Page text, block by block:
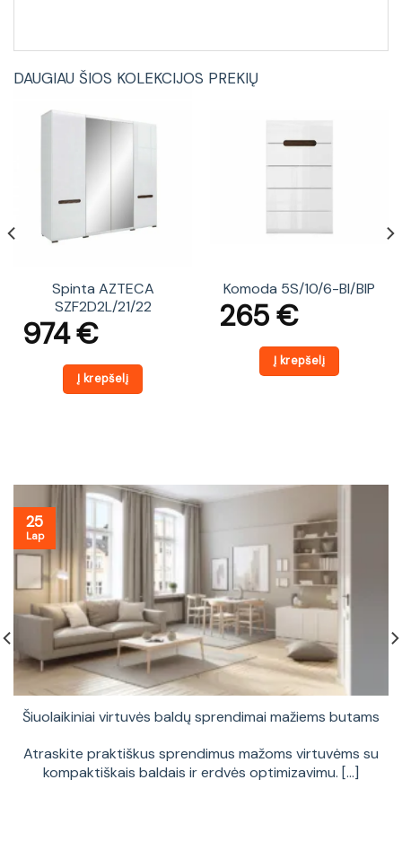
DAUGIAU ŠIOS KOLEKCIJOS PREKIŲ
Spinta AZTECA
SZF2D2L/21/22
974€
Į krepšelį
Komoda 5S/10/6-BI/BIP
265€
Į krepšelį
Šiuolaikiniai virtuvės baldų sprendimai mažiems butams
Atraskite praktiškus sprendimus mažoms virtuvėms su
kompaktiškais baldais ir erdvės optimizavimu. [...]
25
Lap